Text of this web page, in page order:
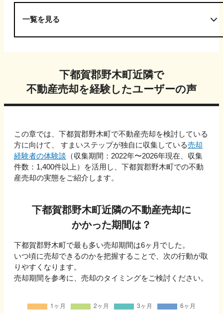
一覧を見る
下都賀郡野木町近隣で
不動産売却を経験したユーザーの声
この章では、 下都賀郡野木町で不動産売却を検討している
方に向けて、 すまいステップが独自に収集している売却
経験者の体験談 （収集期間：2022年〜2026年現在、収集
件数： 1,400件以上）を活用し、 下都賀郡野木町での不動
産売却の実態をご紹介します。
下都賀郡野木町近隣の不動産売却に
かかった期間は？
下都賀郡野木町で最も多い売却期間は6ヶ月 でした。
いつ頃に売却できるのかを把握することで、次の行動が取
りやすくなります。
売却期間を参考に、売却のタイミングをご検討ください。